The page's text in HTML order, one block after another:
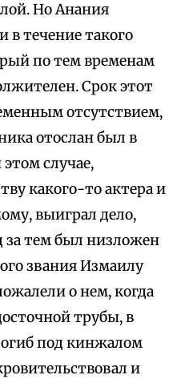
Но Анания
в течение такого
по тем временам
Срок этот
отсутствием,
отослан был в
случае,
какого-то актера и
выиграл дело,
за тем был низложен
звания Измаилу
о нем, когда
трубы, в
под кинжалом
и